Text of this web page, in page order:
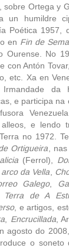
Ortega y
un humildre
Poética 1957,
en Fin de
Ourense. No
con Antón
etc. Xa en
da
e participa
e lendo
no 1972.
Ortigueira ,
(Ferrol),
da Vella
Galego,
Terra de A
, e artigos,
Encrucillada,
agosto do
o